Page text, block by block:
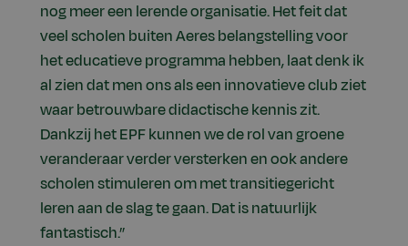
nog meer een lerende organisatie. Het feit dat
veel scholen buiten Aeres belangstelling voor
het educatieve programma hebben, laat denk ik
al zien dat men ons als een innovatieve club ziet
waar betrouwbare didactische kennis zit.
Dankzij het EPF kunnen we de rol van groene
veranderaar verder versterken en ook andere
scholen stimuleren om met transitiegericht
leren aan de slag te gaan. Dat is natuurlijk
fantastisch.”